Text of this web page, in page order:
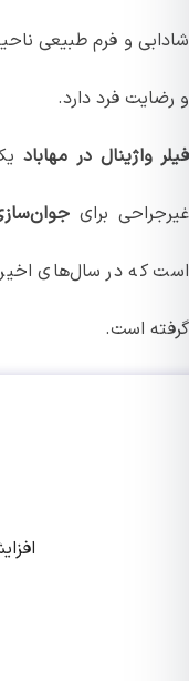
و فرم طبیعی ناحیه
فرد دارد.
واژینال در مهابادیکی
برای
که در سال‌های اخیر در
است.